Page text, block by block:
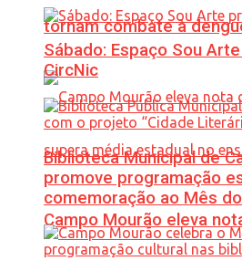
tornam combate à
Campo Mourão eleva
Sábado: Espaço Sou
CircNic
Biblioteca Municipal de
promove programação
comemoração ao Mês